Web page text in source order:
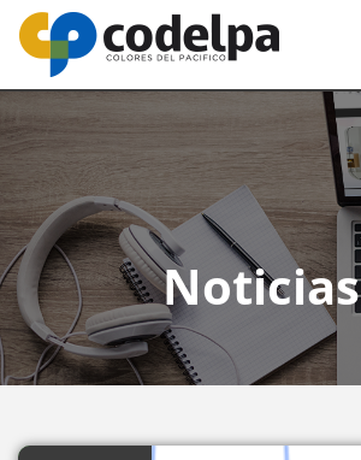
Noticias